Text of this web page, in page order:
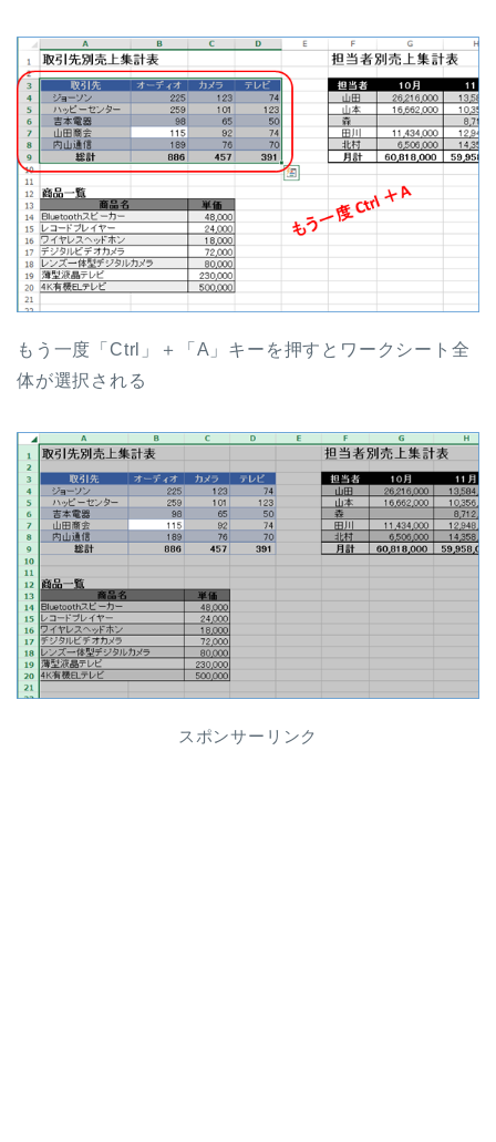
もう一度「Ctrl」＋「A」キーを押すとワークシート全
体が選択される
スポンサーリンク